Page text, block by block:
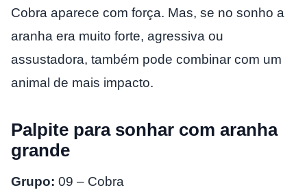
Cobra aparece com força. Mas, se no sonho a
aranha era muito forte, agressiva ou
assustadora, também pode combinar com um
animal de mais impacto.
Palpite para sonhar com aranha
grande
Grupo: 09 – Cobra